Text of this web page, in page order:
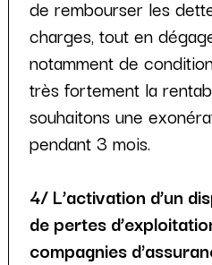
de rembourser les
charges, tout en
notamment de
très fortement la
souhaitons une
pendant 3 mois.
4/ L’activation d’un
de pertes
compagnies